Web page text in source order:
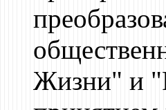
Жизни" и